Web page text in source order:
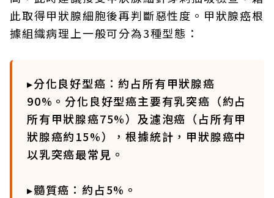
此取得甲狀腺細胞後再判斷惡性度。甲狀腺癌根
據組織病理上一般可分為3種型態：
▸分化良好型癌：約占所有甲狀腺癌
90%。分化良好型癌主要有乳突癌（約占
所有甲狀腺癌75%）及濾泡癌（占所有甲
狀腺癌約15%），根據統計，甲狀腺癌中
以乳突癌最常見。
▸髓質癌：約占5%。